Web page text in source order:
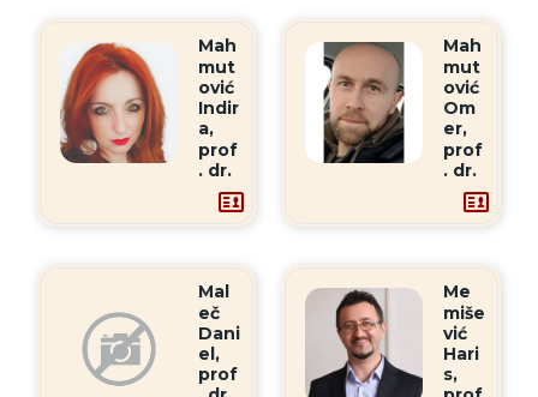
Mah
mut
ović
Indir
a,
prof
. dr.
Mah
mut
ović
Om
er,
prof
. dr.
+387 33 214-607
Mal
eč
Dani
el,
prof
Me
miše
vić
Hari
s,